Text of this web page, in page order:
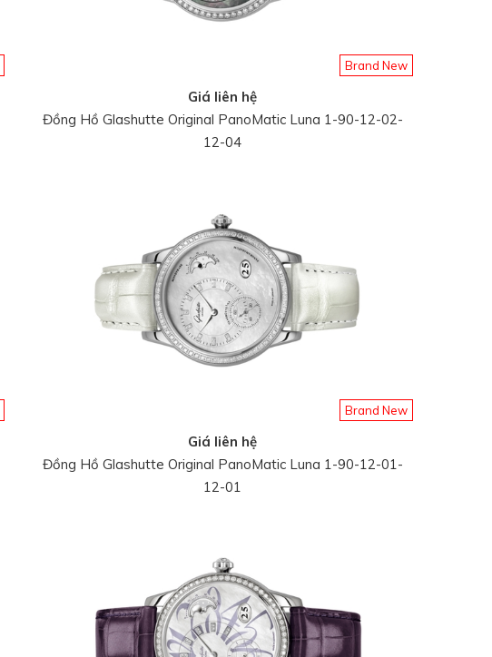
Brand New
Giá liên hệ
Đồng Hồ Glashutte Original PanoMatic Luna 1-90-12-02-
12-04
Brand New
Giá liên hệ
Đồng Hồ Glashutte Original PanoMatic Luna 1-90-12-01-
12-01